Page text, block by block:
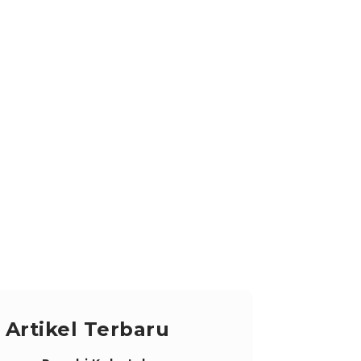
Artikel Terbaru